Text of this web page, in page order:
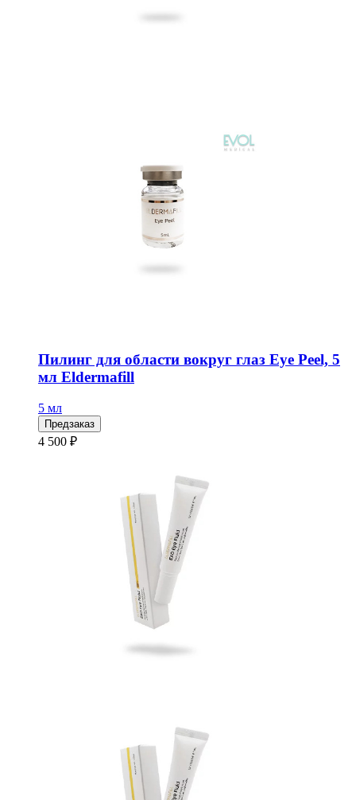
Пилинг для области вокруг глаз Eye Peel, 5
мл Eldermafill
5 мл
Предзаказ
4 500 ₽